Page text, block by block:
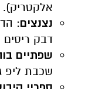
אלקטריק).
נצנצים:
דבק ריסים
שפתיים
שכבת ליפ